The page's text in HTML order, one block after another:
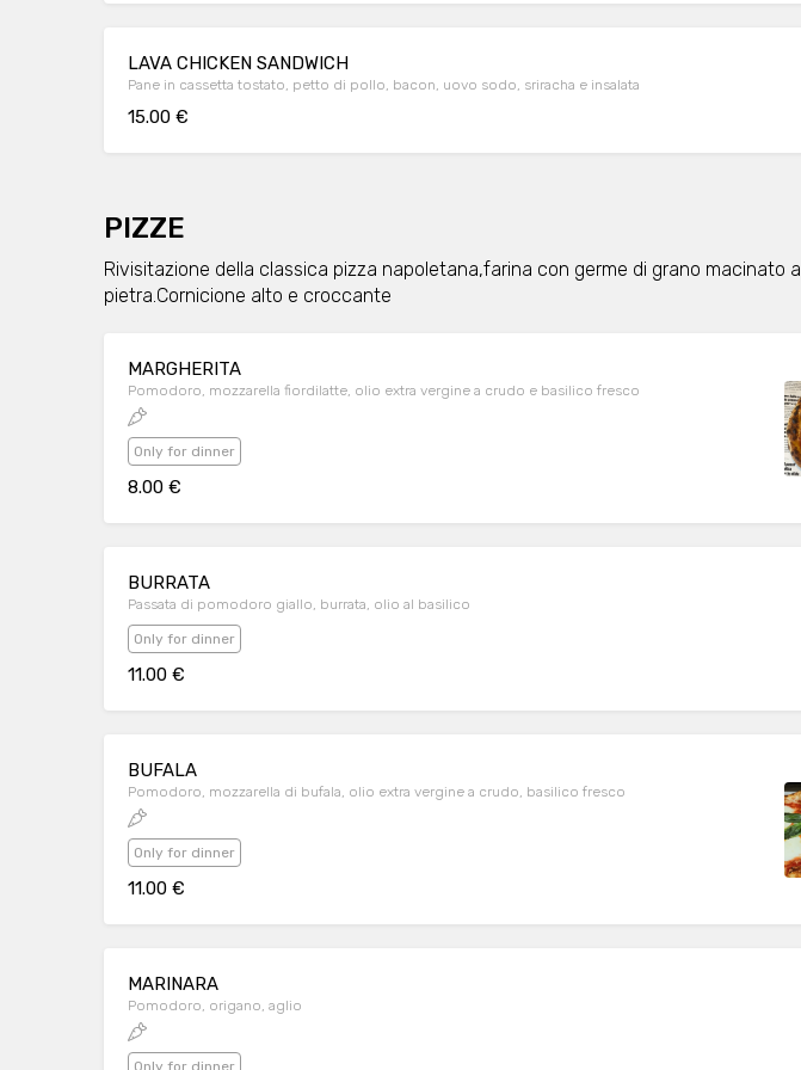
LAVA CHICKEN SANDWICH
Pane in cassetta tostato, petto di pollo, bacon, uovo sodo, sriracha e insalata
15.00 €
PIZZE
Rivisitazione della classica pizza napoletana,farina con germe di grano macinato a
pietra.Cornicione alto e croccante
MARGHERITA
Pomodoro, mozzarella fiordilatte, olio extra vergine a crudo e basilico fresco
Only for dinner
8.00 €
BURRATA
Passata di pomodoro giallo, burrata, olio al basilico
Only for dinner
11.00 €
BUFALA
Pomodoro, mozzarella di bufala, olio extra vergine a crudo, basilico fresco
Only for dinner
11.00 €
MARINARA
Pomodoro, origano, aglio
Only for dinner